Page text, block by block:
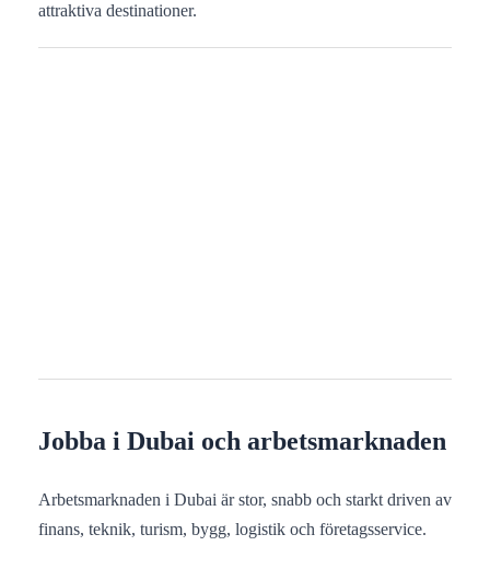
attraktiva destinationer.
Jobba i Dubai och arbetsmarknaden
Arbetsmarknaden i Dubai är stor, snabb och starkt driven av
finans, teknik, turism, bygg, logistik och företagsservice.